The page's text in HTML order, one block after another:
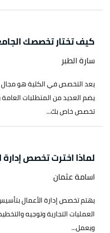
كيف تختار تخصصك
سارة الطبر
يعد التخصص في الكلية هو
يضم العديد من المتطلبات
تخصص خاص بك...
لماذا اخترت تخصص إدارة
اسامة عثمان
يهتم تخصص إدارة الأعمال
العمليات التجارية وتوجيه
ويعمل...